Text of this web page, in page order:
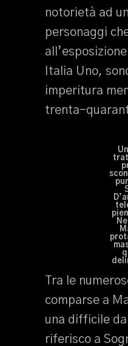
notorietà ad
personaggi
Italia Uno,
imperitura
trenta-
Tra le
comparse a
una difficile
riferisco a